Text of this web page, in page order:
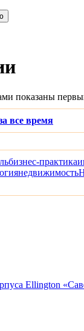
показаны
все время
бизнес-практика
недвижимость
Ellington